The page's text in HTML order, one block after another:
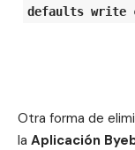
defaults write
Otra forma de
la Aplicación